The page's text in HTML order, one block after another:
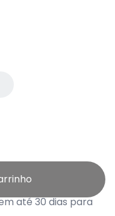
até 30 dias para